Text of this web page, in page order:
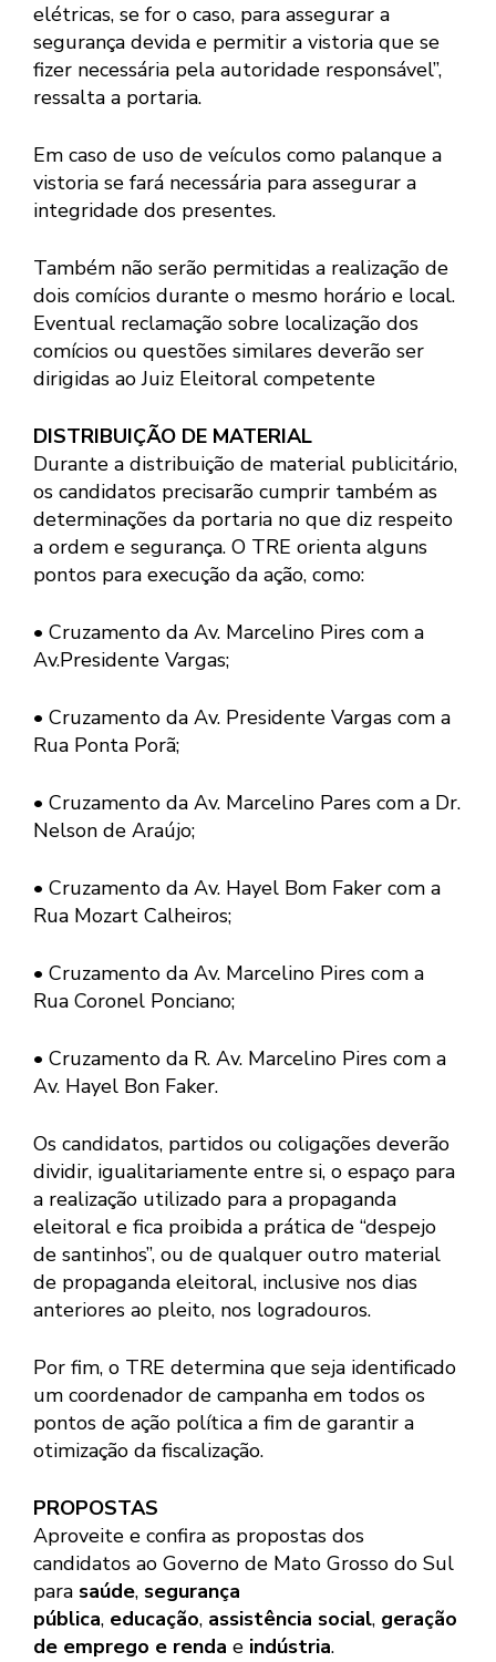
elétricas, se for o caso, para assegurar a
segurança devida e permitir a vistoria que se
fizer necessária pela autoridade responsável”,
ressalta a portaria.
Em caso de uso de veículos como palanque a
vistoria se fará necessária para assegurar a
integridade dos presentes.
Também não serão permitidas a realização de
dois comícios durante o mesmo horário e local.
Eventual reclamação sobre localização dos
comícios ou questões similares deverão ser
dirigidas ao Juiz Eleitoral competente
DISTRIBUIÇÃO DE MATERIAL
Durante a distribuição de material publicitário,
os candidatos precisarão cumprir também as
determinações da portaria no que diz respeito
a ordem e segurança. O TRE orienta alguns
pontos para execução da ação, como:
• Cruzamento da Av. Marcelino Pires com a
Av.Presidente Vargas;
• Cruzamento da Av. Presidente Vargas com a
Rua Ponta Porã;
• Cruzamento da Av. Marcelino Pares com a Dr.
Nelson de Araújo;
• Cruzamento da Av. Hayel Bom Faker com a
Rua Mozart Calheiros;
• Cruzamento da Av. Marcelino Pires com a
Rua Coronel Ponciano;
• Cruzamento da R. Av. Marcelino Pires com a
Av. Hayel Bon Faker.
Os candidatos, partidos ou coligações deverão
dividir, igualitariamente entre si, o espaço para
a realização utilizado para a propaganda
eleitoral e fica proibida a prática de “despejo
de santinhos”, ou de qualquer outro material
de propaganda eleitoral, inclusive nos dias
anteriores ao pleito, nos logradouros.
Por fim, o TRE determina que seja identificado
um coordenador de campanha em todos os
pontos de ação política a fim de garantir a
otimização da fiscalização.
PROPOSTAS
Aproveite e confira as propostas dos
candidatos ao Governo de Mato Grosso do Sul
para saúde, segurança
pública, educação, assistência social, geração
de emprego e renda e indústria.